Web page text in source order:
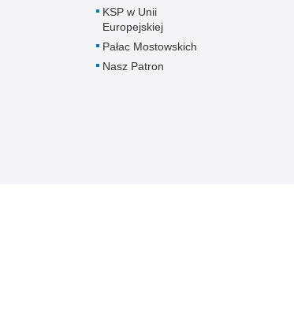
KSP w Unii
Europejskiej
Pałac Mostowskich
Nasz Patron